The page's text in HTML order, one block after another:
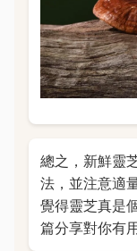
總之，新鮮靈
法，並注意適
覺得靈芝真是
篇分享對你有